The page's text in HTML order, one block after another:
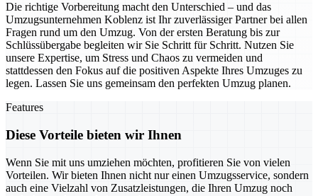
Die richtige Vorbereitung macht den Unterschied – und das
Umzugsunternehmen Koblenz ist Ihr zuverlässiger Partner bei allen
Fragen rund um den Umzug. Von der ersten Beratung bis zur
Schlüssübergabe begleiten wir Sie Schritt für Schritt. Nutzen Sie
unsere Expertise, um Stress und Chaos zu vermeiden und
stattdessen den Fokus auf die positiven Aspekte Ihres Umzuges zu
legen. Lassen Sie uns gemeinsam den perfekten Umzug planen.
Features
Diese Vorteile bieten wir Ihnen
Wenn Sie mit uns umziehen möchten, profitieren Sie von vielen
Vorteilen. Wir bieten Ihnen nicht nur einen Umzugsservice, sondern
auch eine Vielzahl von Zusatzleistungen, die Ihren Umzug noch